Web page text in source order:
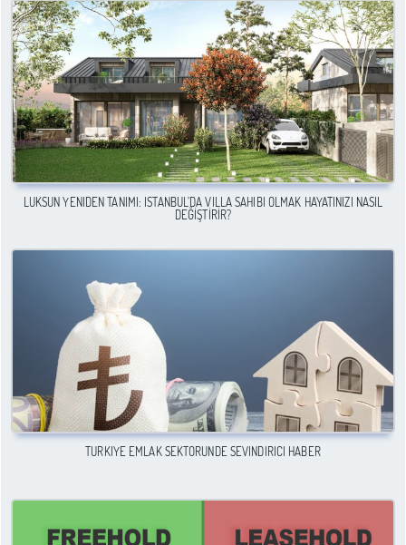
LÜKSÜN YENIDEN TANIMI: İSTANBUL’DA VILLA SAHIBI OLMAK HAYATINIZI NASIL
DEĞIŞTIRIR?
TÜRKIYE EMLAK SEKTÖRÜNDE SEVINDIRICI HABER